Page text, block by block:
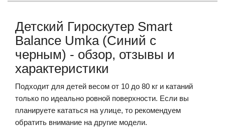
Детский Гироскутер Smart
Balance Umka (Синий с
черным) - обзор, отзывы и
характеристики
Подходит для детей весом от 10 до 80 кг и катаний
только по идеально ровной поверхности. Если вы
планируете кататься на улице, то рекомендуем
обратить внимание на другие модели.